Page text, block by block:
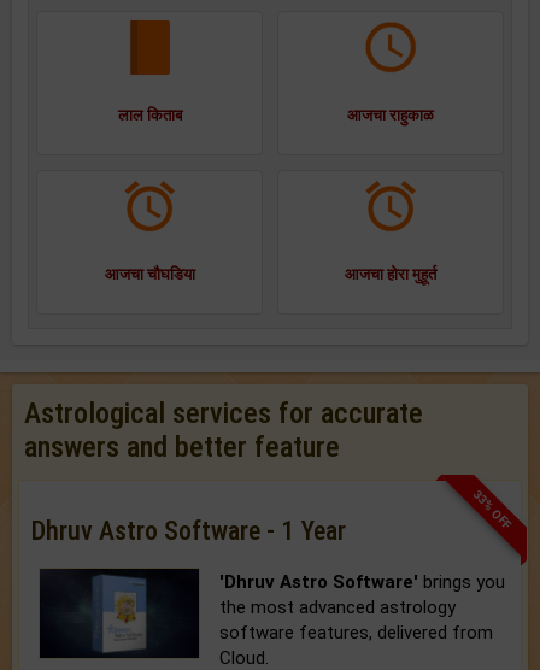
लाल किताब आजचा राहुकाळ
आजचा चौघडिया आजचा होरा मुहूर्त
Astrological services for accurate
answers and better feature
33% OFF
Dhruv Astro Software - 1 Year
'Dhruv Astro Software' brings you
the most advanced astrology
software features, delivered from
Cloud.